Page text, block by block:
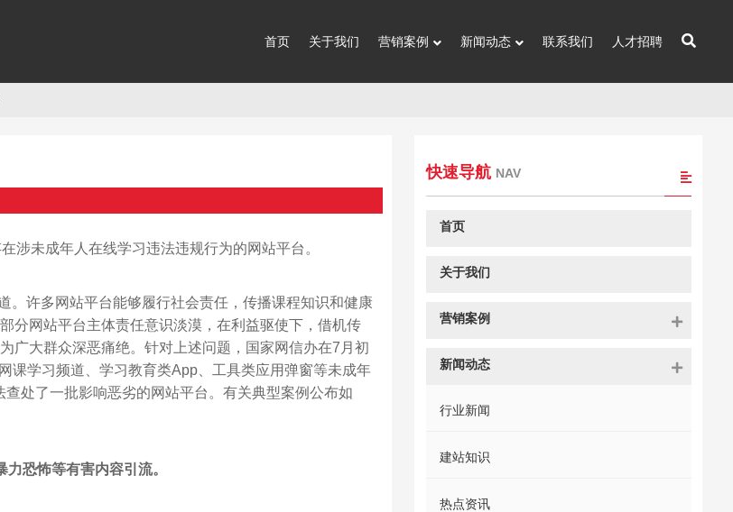
首页 关于我们 营销案例 新闻动态 联系我们 人才招聘
涉未成年人在线学习违法违规行为的网站平台。
。许多网站平台能够履行社会责任，传播课程知识和健康
分网站平台主体责任意识淡漠，在利益驱使下，借机传
广大群众深恶痛绝。针对上述问题，国家网信办在7月初
课学习频道、学习教育类App、工具类应用弹窗等未成年
处了一批影响恶劣的网站平台。有关典型案例公布如
恐怖等有害内容引流。
快速导航 NAV
首页
关于我们
营销案例
新闻动态
行业新闻
建站知识
热点资讯